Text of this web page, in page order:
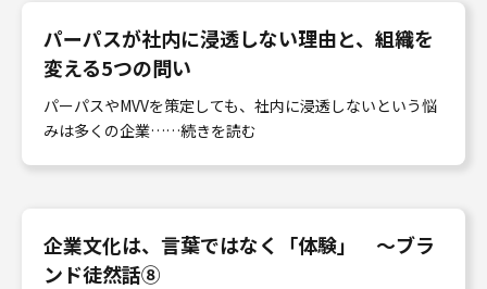
パーパスが社内に浸透しない理由と、組織を
変える5つの問い
パーパスやMVVを策定しても、社内に浸透しないという悩
みは多くの企業……続きを読む
企業文化は、言葉ではなく「体験」 〜ブラ
ンド徒然話⑧